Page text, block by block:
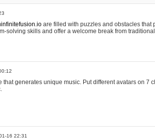
are filled with puzzles and obstacles that
solving skills and offer a welcome break from
that generates unique music. Put different avatars on 7
16 22:31